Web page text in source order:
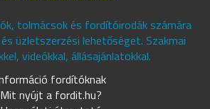
tolmácsok és fordítóirodák számára
üzletszerzési lehetőséget. Szakmai
videókkal, állásajánlatokkal.
fordítóknak
Mit nyújt a fordit.hu?